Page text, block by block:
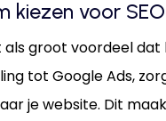
kiezen voor
als groot voordeel dat
tot Google Ads,
je website. Dit